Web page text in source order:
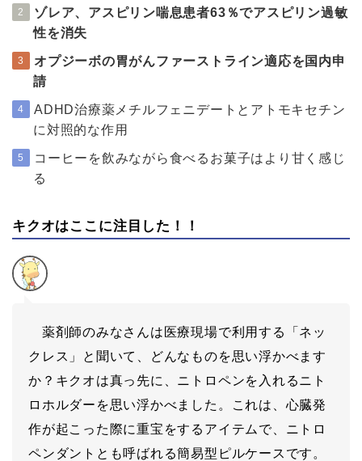
2
ゾレア、アスピリン喘息患者63％でアスピリン過敏
性を消失
3
オプジーボの胃がんファーストライン適応を国内申
請
4
ADHD治療薬メチルフェニデートとアトモキセチン
に対照的な作用
5
コーヒーを飲みながら食べるお菓子はより甘く感じ
る
キクオはここに注目した！！
薬剤師のみなさんは医療現場で利用する「ネッ
クレス」と聞いて、どんなものを思い浮かべます
か？キクオは真っ先に、ニトロペンを入れるニト
ロホルダーを思い浮かべました。これは、心臓発
作が起こった際に重宝をするアイテムで、ニトロ
ペンダントとも呼ばれる簡易型ピルケースです。